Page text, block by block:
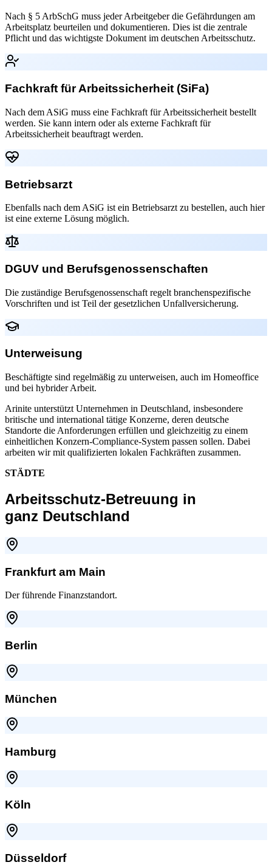
Nach § 5 ArbSchG muss jeder Arbeitgeber die Gefährdungen am
Arbeitsplatz beurteilen und dokumentieren. Dies ist die zentrale
Pflicht und das wichtigste Dokument im deutschen Arbeitsschutz.
Fachkraft für Arbeitssicherheit (SiFa)
Nach dem ASiG muss eine Fachkraft für Arbeitssicherheit bestellt
werden. Sie kann intern oder als externe Fachkraft für
Arbeitssicherheit beauftragt werden.
Betriebsarzt
Ebenfalls nach dem ASiG ist ein Betriebsarzt zu bestellen, auch hier
ist eine externe Lösung möglich.
DGUV und Berufsgenossenschaften
Die zuständige Berufsgenossenschaft regelt branchenspezifische
Vorschriften und ist Teil der gesetzlichen Unfallversicherung.
Unterweisung
Beschäftigte sind regelmäßig zu unterweisen, auch im Homeoffice
und bei hybrider Arbeit.
Arinite unterstützt Unternehmen in Deutschland, insbesondere
britische und international tätige Konzerne, deren deutsche
Standorte die Anforderungen erfüllen und gleichzeitig zu einem
einheitlichen Konzern-Compliance-System passen sollen. Dabei
arbeiten wir mit qualifizierten lokalen Fachkräften zusammen.
STÄDTE
Arbeitsschutz-Betreuung in
ganz Deutschland
Frankfurt am Main
Der führende Finanzstandort.
Berlin
München
Hamburg
Köln
Düsseldorf